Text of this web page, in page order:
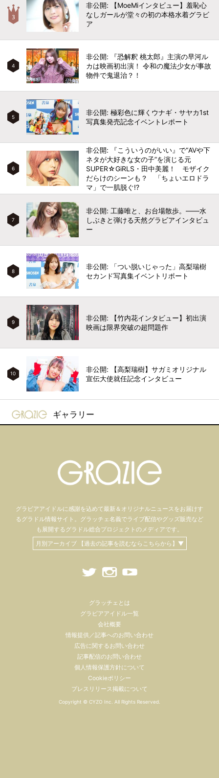
非公開: 【MoeMiインタビュー】羞恥心
なしガールが堂々の初の本格水着グラビ
ア
4
非公開: 『恐解釈 桃太郎』主演の早河ル
カは映画初出演！ 令和の魔法少女が事故
物件で鬼退治？！
5
非公開: 極彩色に輝くウナギ・サヤカ1st
写真集発売記念イベントレポート
6
非公開: 『こういうのがいい』で“AVや下
ネタが大好きな女の子”を演じる元
SUPER☆GiRLS・田中美麗！ モザイク
だらけのシーンも？ 「ちょいエロドラ
マ」で一肌脱ぐ!?
7
非公開: 工藤唯と、お台場散歩。――水
しぶきと弾ける天然グラビアインタビュ
ー
8
非公開: 「つい脱いじゃった」高梨瑞樹
セカンド写真集イベントリポート
9
非公開: 【竹内花インタビュー】初出演
映画は限界突破の超問題作
10
非公開: 【高梨瑞樹】サガミオリジナル
宣伝大使就任記念インタビュー
gravure-grazie
ギャラリー
グラビアアイドルに感謝を込めて最新＆オリジナルニュースをお届けす
るグラドル情報サイト。 グラッチェ名義でライブ配信やグッズ販売など
も 展開するグラドル総合プロジェクトのメディアです。
月別アーカイブ 【過去の記事を読むならこちらから】▼
グラッチェとは
グラビアアイドル一覧
会社概要
情報提供／記事へのお問い合わせ
広告に関するお問い合わせ
記事配信のお問い合わせ
個人情報保護方針について
Cookieポリシー
プレスリリース掲載について
Copyright © CYZO Inc. All Rights Reserved.